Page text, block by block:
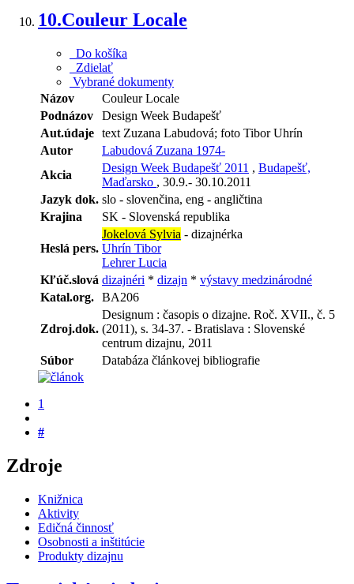
10.Couleur Locale
Do košíka
Zdielať
Vybrané dokumenty
Názov
Couleur Locale
Podnázov
Design Week Budapešť
Aut.údaje text Zuzana Labudová; foto Tibor Uhrín
Autor
Labudová Zuzana 1974-
Akcia
Design Week Budapešť 2011 , Budapešť,
Maďarsko , 30.9.- 30.10.2011
Jazyk dok. slo - slovenčina, eng - angličtina
Krajina
SK - Slovenská republika
Heslá pers.
Jokelová Sylvia - dizajnérka
Uhrín Tibor
Lehrer Lucia
Kľúč.slová dizajnéri * dizajn * výstavy medzinárodné
Katal.org. BA206
Zdroj.dok.
Designum : časopis o dizajne. Roč. XVII., č. 5
(2011), s. 34-37. - Bratislava : Slovenské
centrum dizajnu, 2011
Súbor
Databáza článkovej bibliografie
1
#
Zdroje
Knižnica
Aktivity
Edičná činnosť
Osobnosti a inštitúcie
Produkty dizajnu